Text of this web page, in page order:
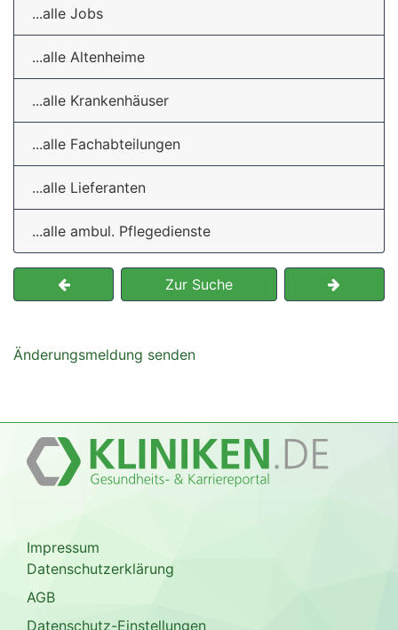
...alle Jobs
...alle Altenheime
...alle Krankenhäuser
...alle Fachabteilungen
...alle Lieferanten
...alle ambul. Pflegedienste
Zur Suche
Änderungsmeldung senden
Impressum
Datenschutzerklärung
AGB
Datenschutz-Einstellungen